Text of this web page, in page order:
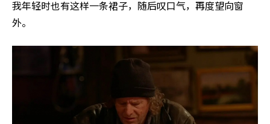
我年轻时也有这样一条裙子，随后叹口气，再度望向窗
外。